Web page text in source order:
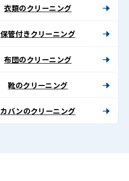
衣類のクリーニング
保管付きクリーニング
布団のクリーニング
靴のクリーニング
カバンのクリーニング